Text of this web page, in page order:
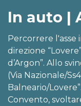
In auto |
Percorrere
direzione
d’Argon”. Allo
(Via Nazionale/
Balneario/
Convento,